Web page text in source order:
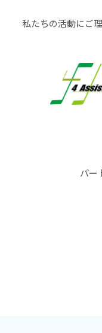
私たちの活動にご
パー